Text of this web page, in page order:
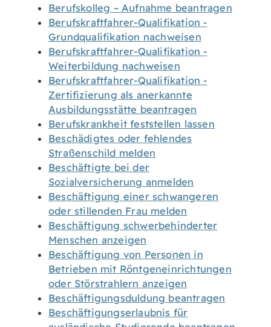
Berufskolleg – Aufnahme beantragen
Berufskraftfahrer-Qualifikation -
Grundqualifikation nachweisen
Berufskraftfahrer-Qualifikation -
Weiterbildung nachweisen
Berufskraftfahrer-Qualifikation -
Zertifizierung als anerkannte
Ausbildungsstätte beantragen
Berufskrankheit feststellen lassen
Beschädigtes oder fehlendes
Straßenschild melden
Beschäftigte bei der
Sozialversicherung anmelden
Beschäftigung einer schwangeren
oder stillenden Frau melden
Beschäftigung schwerbehinderter
Menschen anzeigen
Beschäftigung von Personen in
Betrieben mit Röntgeneinrichtungen
oder Störstrahlern anzeigen
Beschäftigungsduldung beantragen
Beschäftigungserlaubnis für